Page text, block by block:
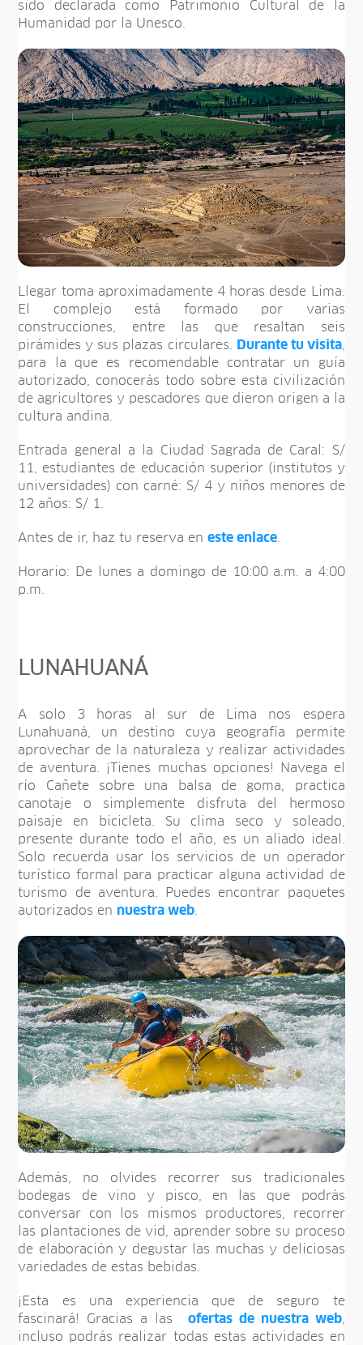
sido declarada como Patrimonio Cultural de la
Humanidad por la Unesco.
Llegar toma aproximadamente 4 horas desde Lima.
El complejo está formado por varias
construcciones, entre las que resaltan seis
pirámides y sus plazas circulares.
Durante tu visita,
para la que es recomendable contratar un guía
autorizado, conocerás todo sobre esta civilización
de agricultores y pescadores que dieron origen a la
cultura andina.
Entrada general a la Ciudad Sagrada de Caral: S/
11, estudiantes de educación superior (institutos y
universidades) con carné: S/ 4 y niños menores de
12 años: S/ 1.
Antes de ir, haz tu reserva eneste enlace
Horario: De lunes a domingo de 10:00 a.m. a 4:00
p.m.
LUNAHUANÁ
A solo 3 horas al sur de Lima nos espera
Lunahuaná, un destino cuya geografía permite
aprovechar de la naturaleza y realizar actividades
de aventura. ¡Tienes muchas opciones! Navega el
río Cañete sobre una balsa de goma, practica
canotaje o simplemente disfruta del hermoso
paisaje en bicicleta. Su clima seco y soleado,
presente durante todo el año, es un aliado ideal.
Solo recuerda usar los servicios de un operador
turístico formal para practicar alguna actividad de
turismo de aventura. Puedes encontrar paquetes
autorizados en nuestra web
Además, no olvides recorrer sus tradicionales
bodegas de vino y pisco, en las que podrás
conversar con los mismos productores, recorrer
las plantaciones de vid, aprender sobre su proceso
de elaboración y degustar las muchas y deliciosas
variedades de estas bebidas.
¡Esta es una experiencia que de seguro te
fascinará! Gracias a las
ofertas de nuestra web,
incluso podrás realizar todas estas actividades en